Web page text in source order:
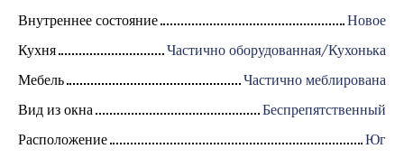
Внутреннее состояние
Новое
Кухня
Частично оборудованная/Кухонька
Мебель
Частично меблирована
Вид из окна
Беспрепятственный
Расположение
Юг